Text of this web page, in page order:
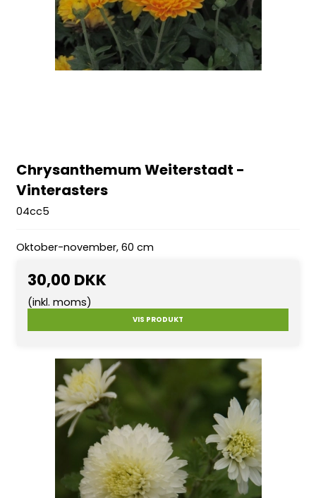
Chrysanthemum Weiterstadt -
Vinterasters
04cc5
Oktober-november, 60 cm
30,00 DKK
(inkl. moms)
VIS PRODUKT